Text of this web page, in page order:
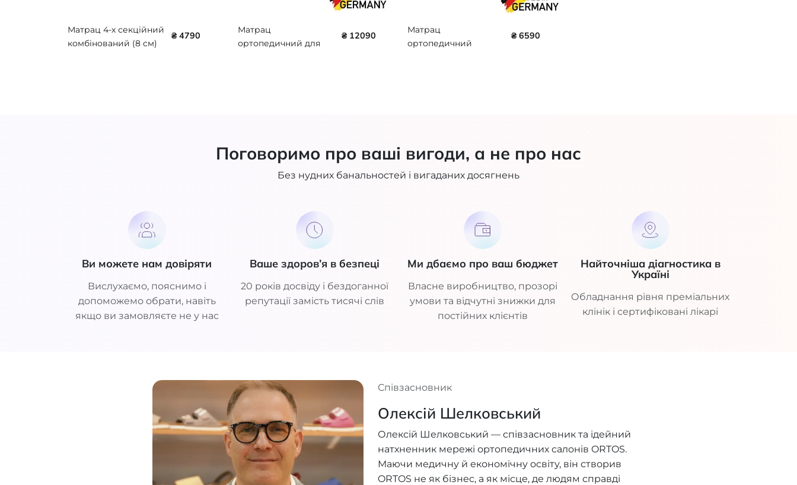
Матрац 4-х секційний
комбінований (8 см)
₴ 4790
Матрац
ортопедичний для
₴ 12090
Матрац
ортопедичний
₴ 6590
Поговоримо про ваші вигоди, а не про нас
Без нудних банальностей і вигаданих досягнень
Ви можете нам довіряти
Вислухаємо, пояснимо і
допоможемо обрати, навіть
якщо ви замовляєте не у нас
Ваше здоров’я в безпеці
20 років досвіду і бездоганної
репутації замість тисячі слів
Ми дбаємо про ваш бюджет
Власне виробництво, прозорі
умови та відчутні знижки для
постійних клієнтів
Найточніша діагностика в
Україні
Обладнання рівня преміальних
клінік і сертифіковані лікарі
Співзасновник
Олексій Шелковський
Олексій Шелковський — співзасновник та ідейний
натхненник мережі ортопедичних салонів ORTOS.
Маючи медичну й економічну освіту, він створив
ORTOS не як бізнес, а як місце, де людям справді